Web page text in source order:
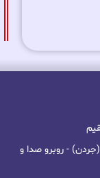
- روبرو صدا و